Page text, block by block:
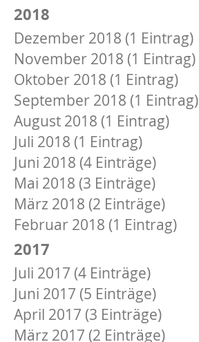
2018
Dezember 2018 (1 Eintrag)
November 2018 (1 Eintrag)
Oktober 2018 (1 Eintrag)
September 2018 (1 Eintrag)
August 2018 (1 Eintrag)
Juli 2018 (1 Eintrag)
Juni 2018 (4 Einträge)
Mai 2018 (3 Einträge)
März 2018 (2 Einträge)
Februar 2018 (1 Eintrag)
2017
Juli 2017 (4 Einträge)
Juni 2017 (5 Einträge)
April 2017 (3 Einträge)
März 2017 (2 Einträge)